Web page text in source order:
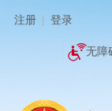
注册 登录
无障